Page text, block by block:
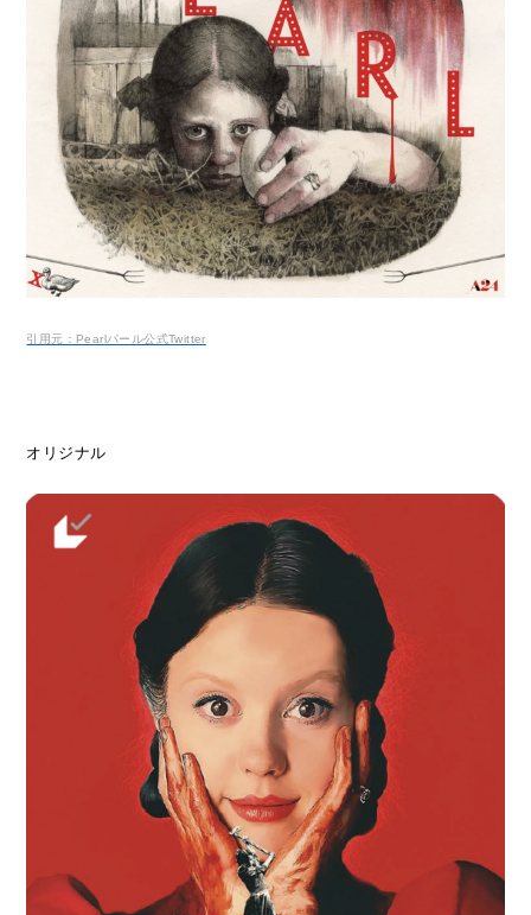
引用元：Pearlパール公式Twitter
オリジナル